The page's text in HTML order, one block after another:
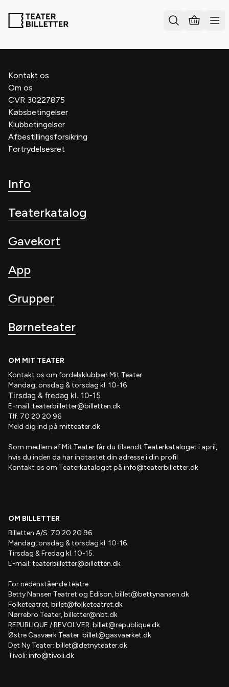
Kontakt os
Om os
CVR 30227875
Købsbetingelser
Klubbetingelser
Afbestillingsforsikring
Fortrydelsesret
Info
Teaterkatalog
Gavekort
App
Grupper
Børneteater
OM MIT TEATER
Kontakt os om fordelsklubben Mit Teater
Mandag, onsdag & torsdag kl. 10-16
Tirsdag & fredag kl. 10-15
E-mail: teaterbilletter@billetten.dk
Tlf. 70 20 20 96
Meld dig ind på mitteater.dk
Som medlem afMit Teaterfår du tilsendt Teaterkataloget i april,
hvis du inden da har indtastet din adresse i din profil
Kontakt os om Teaterkataloget på info@teaterbilletter.dk
OM BILLETTER
Billetten A/S: 70 20 20 96.
Mandag, onsdag & torsdag kl. 10-16.
Tirsdag & Fredag kl. 10-15.
E-mail: teaterbilletter@billetten.dk
For nedenstående teatre:
Betty Nansen Teatret og Edison,billet@bettynansen.dk
Folketeatret,billet@folketeatret.dk
Nørrebro Teater,billetter@nbt.dk
REPUBLIQUE / REVOLVER: billet@republique.dk
Østre Gasværk Teater: billet@gasvaerket.dk
Det Ny Teater: billet@detnyteater.dk
Tivoli: info@tivoli.dk